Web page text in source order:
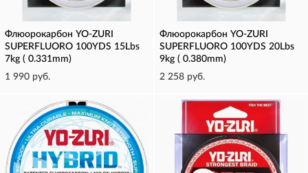
Флюорокарбон YO-ZURI
SUPERFLUORO 100YDS 15Lbs
7kg ( 0.331mm)
1 990 руб.
Флюорокарбон YO-ZURI
SUPERFLUORO 100YDS 20Lbs
9kg ( 0.380mm)
2 258 руб.